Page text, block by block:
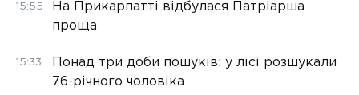
15:55
На Прикарпатті відбулася Патріарша
проща
15:33
Понад три доби пошуків: у лісі розшукали
76-річного чоловіка